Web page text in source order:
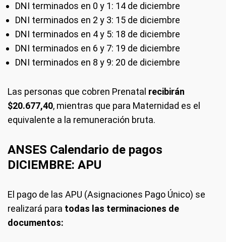
DNI terminados en 0 y 1: 14 de diciembre
DNI terminados en 2 y 3: 15 de diciembre
DNI terminados en 4 y 5: 18 de diciembre
DNI terminados en 6 y 7: 19 de diciembre
DNI terminados en 8 y 9: 20 de diciembre
Las personas que cobren Prenatal recibirán
$20.677,40, mientras que para Maternidad es el
equivalente a la remuneración bruta.
ANSES Calendario de pagos
DICIEMBRE: APU
El pago de las APU (Asignaciones Pago Único) se
realizará para todas las terminaciones de
documentos: